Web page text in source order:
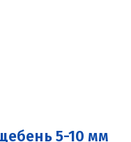
5-10 мм